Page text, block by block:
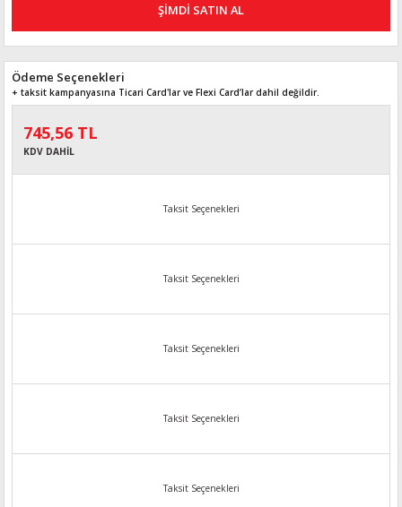
ŞİMDİ SATIN AL
Ödeme Seçenekleri
+ taksit kampanyasına Ticari Card'lar ve Flexi Card’lar dahil değildir.
745,56 TL
KDV DAHİL
Taksit Seçenekleri
Taksit Seçenekleri
Taksit Seçenekleri
Taksit Seçenekleri
Taksit Seçenekleri